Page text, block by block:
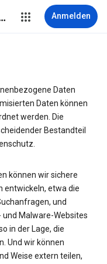
Anmelden
Daten
Daten können
werden. Die
Bestandteil
können wir sichere
entwickeln, etwa die
und
Malware-Websites
in der Lage, die
Und wir können
Weise extern teilen,